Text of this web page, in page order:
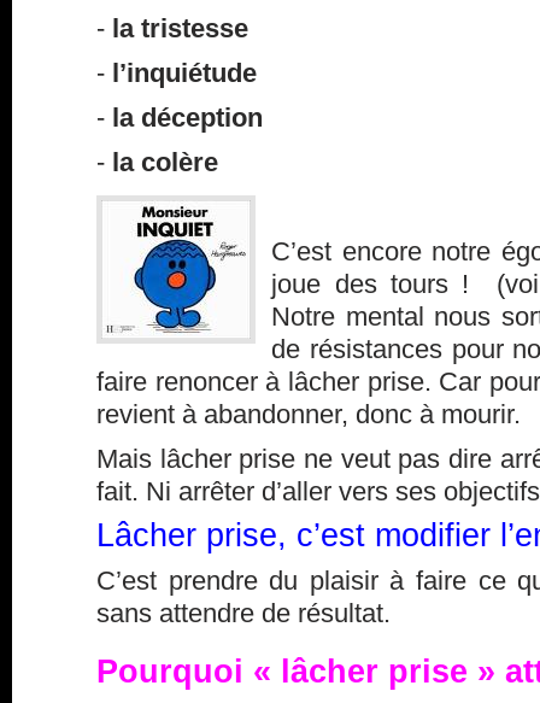
- la tristesse
- l’inquiétude
- la déception
- la colère
C’est encore notre
joue des tours !
Notre mental nous
de résistances pour
faire renoncer à lâcher prise. Car
revient à abandonner, donc à mourir.
Mais lâcher prise ne veut pas dire
fait. Ni arrêter d’aller vers ses
Lâcher prise, c’est modifier
C’est prendre du plaisir à faire ce
sans attendre de résultat.
Pourquoi « lâcher prise »